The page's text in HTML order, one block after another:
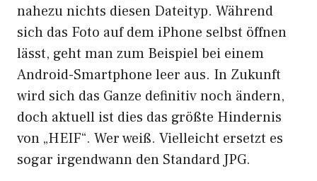
nahezu nichts diesen Dateityp. Während
sich das Foto auf dem iPhone selbst öffnen
lässt, geht man zum Beispiel bei einem
Android-Smartphone leer aus. In Zukunft
wird sich das Ganze definitiv noch ändern,
doch aktuell ist dies das größte Hindernis
von „HEIF“. Wer weiß. Vielleicht ersetzt es
sogar irgendwann den Standard JPG.